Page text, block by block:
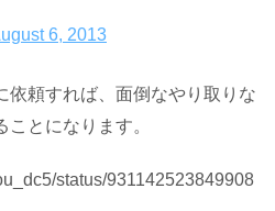
6, 2013
依頼すれば、面倒なやり取りな
とになります。
status/931142523849908